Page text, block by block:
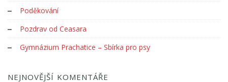
Poděkování
Pozdrav od Ceasara
Gymnázium Prachatice – Sbírka pro psy
NEJNOVĚJŠÍ KOMENTÁŘE